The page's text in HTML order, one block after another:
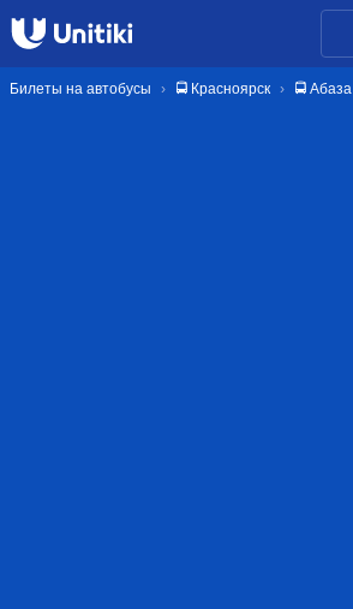
Билеты на автобусы 🚍 Красноярск 🚍 Абаза